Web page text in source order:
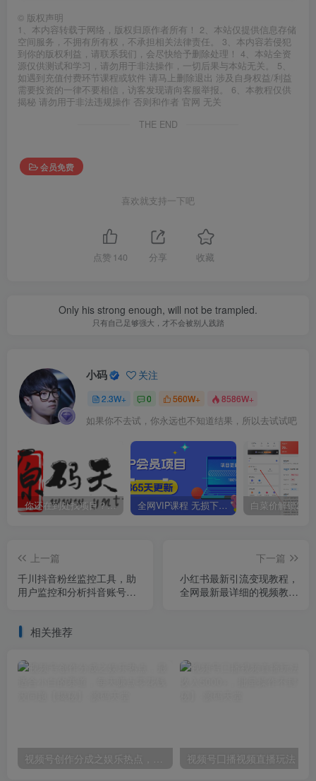
© 版权声明
1、本内容转载于网络，版权归原作者所有！ 2、本站仅提供信息存储
空间服务，不拥有所有权，不承担相关法律责任。 3、本内容若侵犯
到你的版权利益，请联系我们，会尽快给予删除处理！ 4、本站全资
源仅供测试和学习，请勿用于非法操作，一切后果与本站无关。 5、
如遇到充值付费环节课程或软件 请马上删除退出 涉及自身权益/利益
需要投资的一律不要相信，访客发现请向客服举报。 6、本教程仅供
揭秘 请勿用于非法违规操作 否则和作者 官网 无关
THE END
会员免费
喜欢就支持一下吧
点赞 140 分享 收藏
Only his strong enough, will not be trampled.
只有自己足够强大，才不会被别人践踏
小码 关注
2.3W+ 0 560W+ 8586W+
如果你不去试，你永远也不知道结果，所以去试试吧
你还在到处找项目？还在当韭菜？我靠卖项目一个月收入5万+，曾经我也是个失败者。 全网VIP课程 无损下载~
上一篇
千川抖音粉丝监控工具，助
用户监控和分析抖音账号粉
下一篇
小红书最新引流变现教程，
全网最新最详细的视频教程
相关推荐
视频号创作分成之娱乐热点，最适合小白的赛道，每天赚点零花钱没问题【揭秘】